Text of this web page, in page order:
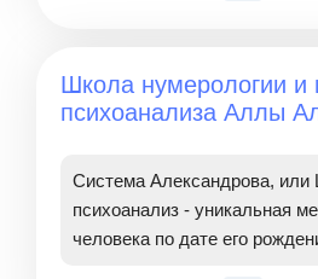
Школа нумерологии и
психоанализа Аллы
Система Александрова,
психоанализ - уникальная
человека по дате его